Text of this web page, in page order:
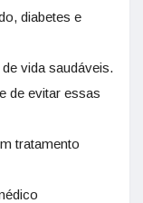
diabetes e
vida saudáveis.
de evitar essas
tratamento